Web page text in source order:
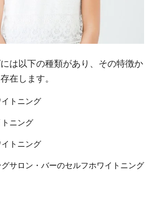
は以下の種類があり、その特徴か
在します。
トニング
ニング
トニング
サロン・バーのセルフホワイトニング